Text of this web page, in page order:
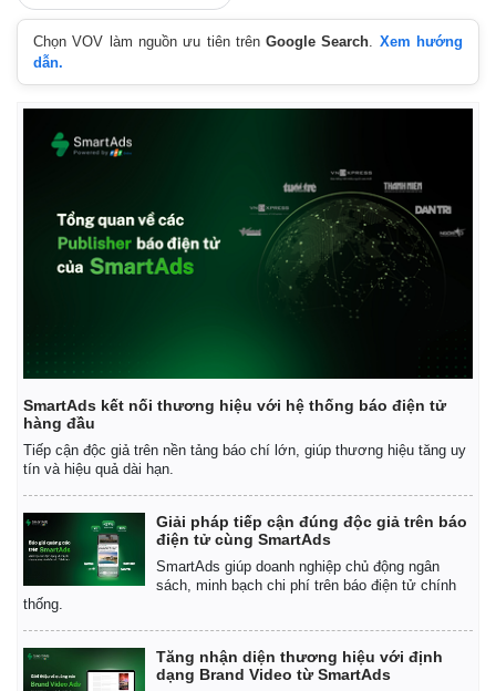
Chọn VOV làm nguồn ưu tiên trênGoogle Search. Xem hướng
dẫn.
SmartAds kết nối thương hiệu với hệ thống báo điện tử
hàng đầu
Tiếp cận độc giả trên nền tảng báo chí lớn, giúp thương hiệu tăng uy
tín và hiệu quả dài hạn.
Giải pháp tiếp cận đúng độc giả trên báo
điện tử cùng SmartAds
SmartAds giúp doanh nghiệp chủ động ngân
sách, minh bạch chi phí trên báo điện tử chính
thống.
Tăng nhận diện thương hiệu với định
dạng Brand Video từ SmartAds